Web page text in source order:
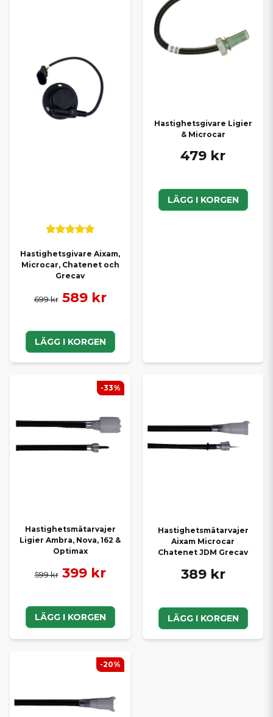
Hastighetsgivare Aixam,
Microcar, Chatenet och
Grecav
699 kr 589 kr
LÄGG I KORGEN
Hastighetsgivare Ligier
& Microcar
479 kr
LÄGG I KORGEN
Hastighetsmätarvajer
Ligier Ambra, Nova, 162 &
Optimax
599 kr 399 kr
LÄGG I KORGEN
-33%
Hastighetsmätarvajer
Aixam Microcar
Chatenet JDM Grecav
389 kr
LÄGG I KORGEN
-20%